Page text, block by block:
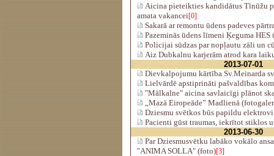
Aicina pieteikties kandidātus Tīnūžu
amata vakancei[0]
Sakarā ar remontu ūdens padeves
Pazeminās ūdens līmeni Ķeguma HES
Policijai sūdzas par nopļautu zāli un
Aiz Dubkalnu karjerām atrod kara
2013-07-01
Dievkalpojumu kārtība Sv.Meinarda
Lielvārdē apstiprināti pašvaldības
"Mālkalne" aicina savlaicīgi plānot
„Mazā Eiropeāde” Madlienā
Dziesmu svētkos būs papildu
Pacienti gūst traumas, iekrītot stiklos
2013-06-30
Par Dziesmusvētku labāko vokālo
"ANIMA SOLLA" (foto)[3]